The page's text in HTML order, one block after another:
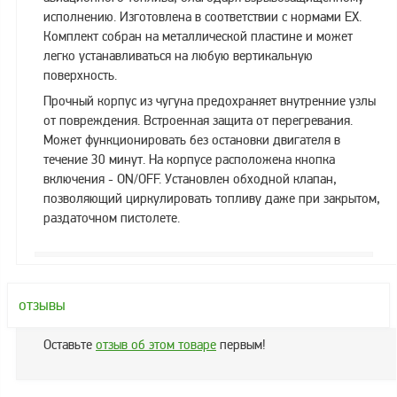
Метрологическое
оборудование
Рукава, шланги и
техпластина МБС
Соединительная
арматура
Устройства
автоцистерн и
комплектующие
Газоаналитическое
Эксплуатационное
исполнению. Изготовлена в соответствии с нормами EX.
Комплект собран на металлической пластине и может
легко устанавливаться на любую вертикальную
поверхность.
Прочный корпус из чугуна предохраняет внутренние узлы
от повреждения. Встроенная защита от перегревания.
Может функционировать без остановки двигателя в
течение 30 минут. На корпусе расположена кнопка
включения - ON/OFF. Установлен обходной клапан,
позволяющий циркулировать топливу даже при закрытом,
раздаточном пистолете.
отзывы
Оставьте отзыв об этом товаре первым!